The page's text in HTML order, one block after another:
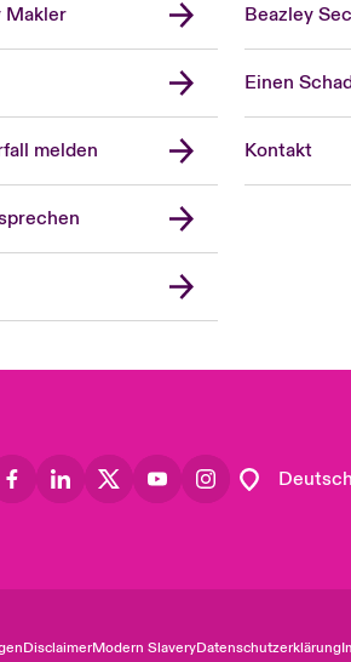
Makler
melden
Beazley
Einen
Kontakt
United
DisclaimerModern SlaveryDatenschutzerklärung